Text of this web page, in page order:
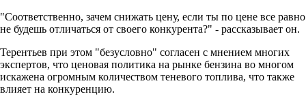
"Соответственно, зачем снижать цену, если ты по цене все равно
не будешь отличаться от своего конкурента?" - рассказывает он.
Терентьев при этом "безусловно" согласен с мнением многих
экспертов, что ценовая политика на рынке бензина во многом
искажена огромным количеством теневого топлива, что также
влияет на конкуренцию.